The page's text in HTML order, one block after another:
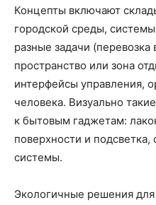
Концепты включают
городской среды,
разные задачи
пространство или зона
интерфейсы управления,
человека. Визуально
к бытовым гаджетам:
поверхности и
системы.
Экологичные решения